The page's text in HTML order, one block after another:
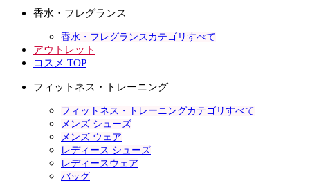
香水・フレグランス
香水・フレグランスカテゴリすべて
アウトレット
コスメ TOP
フィットネス・トレーニング
フィットネス・トレーニングカテゴリすべて
メンズ シューズ
メンズ ウェア
レディース シューズ
レディースウェア
バッグ